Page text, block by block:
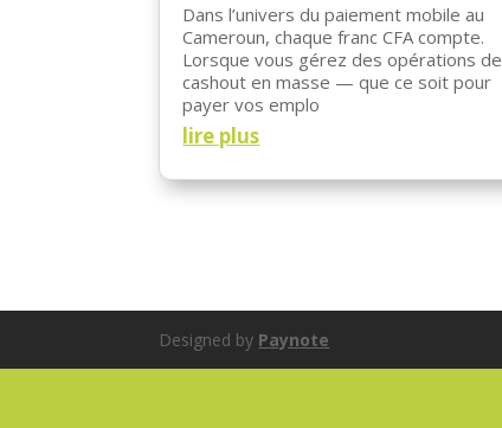
Dans l’univers du paiement mobile au
Cameroun, chaque franc CFA compte.
Lorsque vous gérez des opérations de
cashout en masse — que ce soit pour
payer vos emplo
lire plus
Designed by Paynote